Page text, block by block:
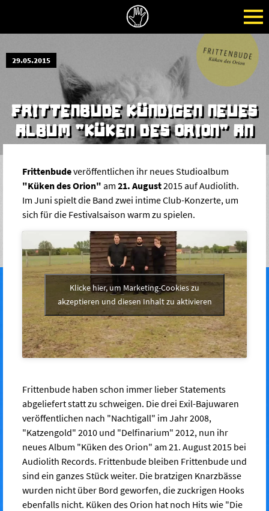
29.05.2015
FRITTENBUDE KÜNDIGEN NEUES
ALBUM "KÜKEN DES ORION" AN
Frittenbudeveröffentlichen ihr neues Studioalbum
"Küken des Orion" am 21. August2015 auf Audiolith.
Im Juni spielt die Band zwei intime Club-Konzerte, um
sich für die Festivalsaison warm zu spielen.
Klicke hier, um Marketing-Cookies zu
akzeptieren und diesen Inhalt zu aktivieren
Frittenbude haben schon immer lieber Statements
abgeliefert statt zu schweigen. Die drei Exil-Bajuwaren
veröffentlichen nach "Nachtigall" im Jahr 2008,
"Katzengold" 2010 und "Delfinarium" 2012, nun ihr
neues Album "Küken des Orion" am 21. August 2015 bei
Audiolith Records. Frittenbude bleiben Frittenbude und
sind ein ganzes Stück weiter. Die bratzigen Knarzbässe
wurden nicht über Bord geworfen, die zuckrigen Hooks
ebenfalls nicht. Küken des Orion hat noch Hits wie "Die